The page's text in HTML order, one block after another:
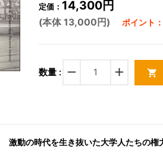
定価： 14,300円
(本体 13,000円) ポイント
数量 : remove add shopping_cart
激動の時代を生き抜いた大学人たちの権